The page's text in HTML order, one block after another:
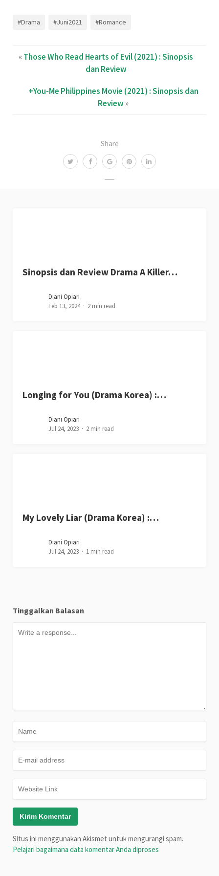
Share
#Drama #Juni2021 #Romance
«Those Who Read Hearts of Evil (2021) : Sinopsis
dan Review
+You-Me Philippines Movie (2021) : Sinopsis dan
Review»
Sinopsis dan Review Drama A Killer…
Diani Opiari
Feb 13, 2024
2 min read
Longing for You (Drama Korea) :…
Diani Opiari
Jul 24, 2023
2 min read
My Lovely Liar (Drama Korea) :…
Diani Opiari
Jul 24, 2023
1 min read
Tinggalkan Balasan
Situs ini menggunakan Akismet untuk mengurangi spam.
Pelajari bagaimana data komentar Anda diproses